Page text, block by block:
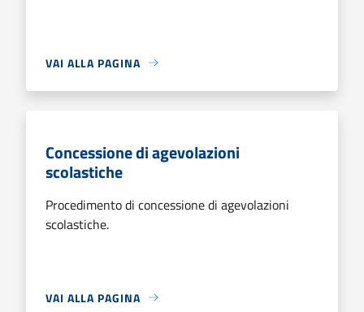
VAI ALLA PAGINA
Concessione di agevolazioni
scolastiche
Procedimento di concessione di agevolazioni
scolastiche.
VAI ALLA PAGINA